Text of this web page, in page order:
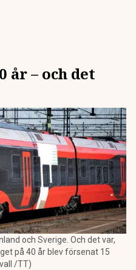
år – och det
och Sverige. Och det var,
på 40 år blev försenat 15
/TT)